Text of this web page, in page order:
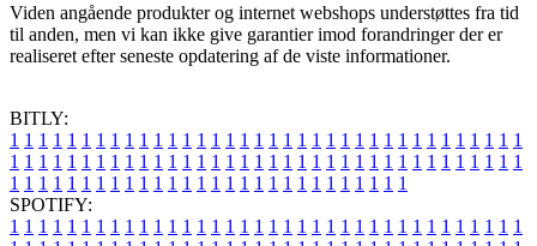
Viden angående produkter og internet webshops understøttes fra tid
til anden, men vi kan ikke give garantier imod forandringer der er
realiseret efter seneste opdatering af de viste informationer.
BITLY:
1 1 1 1 1 1 1 1 1 1 1 1 1 1 1 1 1 1 1 1 1 1 1 1 1 1 1 1 1 1 1 1 1 1 1 1
1 1 1 1 1 1 1 1 1 1 1 1 1 1 1 1 1 1 1 1 1 1 1 1 1 1 1 1 1 1 1 1 1 1 1 1
1 1 1 1 1 1 1 1 1 1 1 1 1 1 1 1 1 1 1 1 1 1 1 1 1 1 1 1
SPOTIFY:
1 1 1 1 1 1 1 1 1 1 1 1 1 1 1 1 1 1 1 1 1 1 1 1 1 1 1 1 1 1 1 1 1 1 1 1